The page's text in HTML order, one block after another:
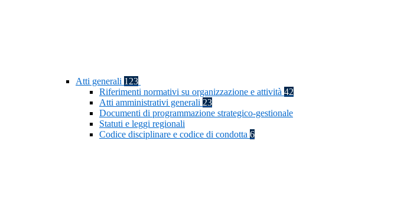
Atti generali 123
Riferimenti normativi su organizzazione e attività 42
Atti amministrativi generali 23
Documenti di programmazione strategico-gestionale
Statuti e leggi regionali
Codice disciplinare e codice di condotta 6